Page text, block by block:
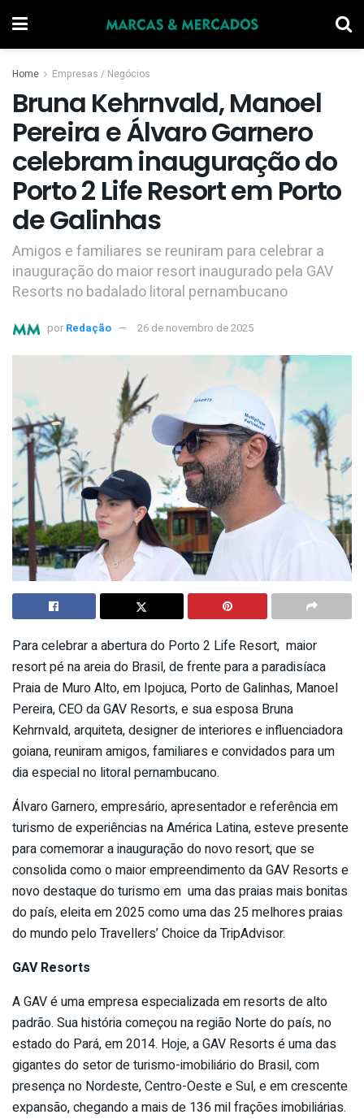
Home Empresas / Negócios
Bruna Kehrnvald, Manoel
Pereira e Álvaro Garnero
celebram inauguração do
Porto 2 Life Resort em Porto
de Galinhas
Amigos e familiares se reuniram para celebrar a
inauguração do maior resort inaugurado pela GAV
Resorts no badalado litoral pernambucano
por Redação 26 de novembro de 2025
Para celebrar a abertura do Porto 2 Life Resort, maior
resort pé na areia do Brasil, de frente para a paradisíaca
Praia de Muro Alto, em Ipojuca, Porto de Galinhas, Manoel
Pereira, CEO da GAV Resorts, e sua esposa Bruna
Kehrnvald, arquiteta, designer de interiores e influenciadora
goiana, reuniram amigos, familiares e convidados para um
dia especial no litoral pernambucano.
Álvaro Garnero, empresário, apresentador e referência em
turismo de experiências na América Latina, esteve presente
para comemorar a inauguração do novo resort, que se
consolida como o maior empreendimento da GAV Resorts e
novo destaque do turismo em uma das praias mais bonitas
do país, eleita em 2025 como uma das 25 melhores praias
do mundo pelo Travellers’ Choice da TripAdvisor.
GAV Resorts
A GAV é uma empresa especializada em resorts de alto
padrão. Sua história começou na região Norte do país, no
estado do Pará, em 2014. Hoje, a GAV Resorts é uma das
gigantes do setor de turismo-imobiliário do Brasil, com
presença no Nordeste, Centro-Oeste e Sul, e em crescente
expansão, chegando a mais de 136 mil frações imobiliárias.